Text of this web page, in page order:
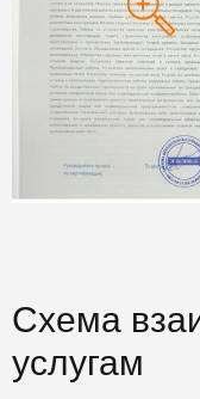
Схема
услугам